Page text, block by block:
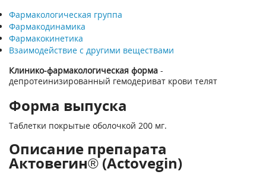
Фармакологическая группа
Фармакодинамика
Фармакокинетика
Взаимодействие с другими веществами
Клинико-фармакологическая форма -
депротеинизированный гемодериват крови телят
Форма выпуска
Таблетки покрытые оболочкой 200 мг.
Описание препарата
Актовегин® (Actovegin)